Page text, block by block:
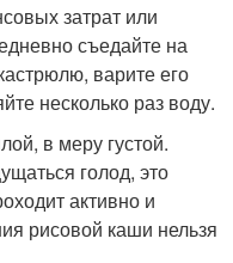
затрат или
съедайте на
варите его
несколько раз воду.
в меру густой.
голод, это
активно и
рисовой каши нельзя